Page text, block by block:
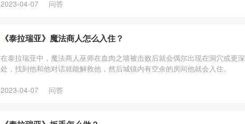
2023-04-07 问答
《泰拉瑞亚》魔法商人怎么入住？
在泰拉瑞亚中，魔法商人巫师在血肉之墙被击败后就会偶尔出现在洞穴或更深
处，找到他和他对话就能解救他，然后城镇内有空余的房间他就会入住。
2023-04-07 问答